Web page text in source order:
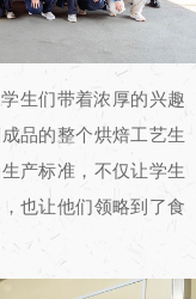
生们带着浓厚的兴趣
品的整个烘焙工艺生
产标准，不仅让学生
也让他们领略到了食